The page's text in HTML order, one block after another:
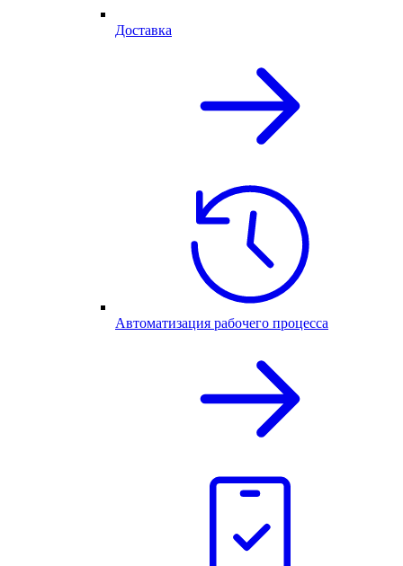
Доставка
Автоматизация рабочего процесса